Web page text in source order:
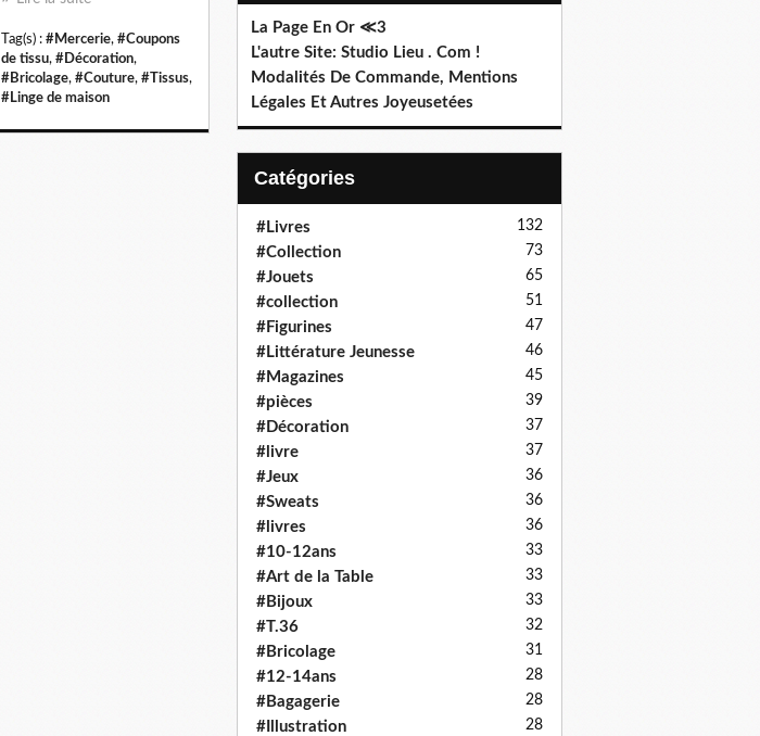
Tag(s) : #Mercerie, #Coupons
de tissu, #Décoration,
#Bricolage, #Couture, #Tissus,
#Linge de maison
La Page En Or ≪3
L'autre Site: Studio Lieu . Com !
Modalités De Commande, Mentions
Légales Et Autres Joyeusetées
Catégories
#Livres 132
#Collection 73
#Jouets 65
#collection 51
#Figurines 47
#Littérature Jeunesse 46
#Magazines 45
#pièces 39
#Décoration 37
#livre 37
#Jeux 36
#Sweats 36
#livres 36
#10-12ans 33
#Art de la Table 33
#Bijoux 33
#T.36 32
#Bricolage 31
#12-14ans 28
#Bagagerie 28
#Illustration 28